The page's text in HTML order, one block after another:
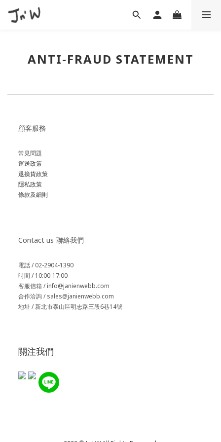
ANTI-FRAUD STATEMENT
顧客服務
常見問題
運送政策
退換貨政策
隱私政策
條款及細則
Contact us 聯絡我們
電話 / 02-2904-1390
時間 / 10:00-17:00
客服信箱 / info@janienwebb.com
合作洽詢 / sales@janienwebb.com
地址 / 新北市泰山區明志路三段6巷14號
關注我們